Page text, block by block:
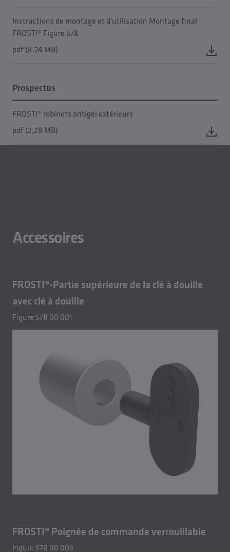
Instructions de montage et d'utilisation Montage final
FROSTI® Figure 578
pdf (8,24 MB)
Prospectus
FROSTI® robinets antigel extérieurs
pdf (2,28 MB)
Accessoires
FROSTI®-Partie supérieure de la clé à douille
avec clé à douille
Figure 578 00 001
FROSTI® Poignée de commande verrouillable
Figure 578 00 003